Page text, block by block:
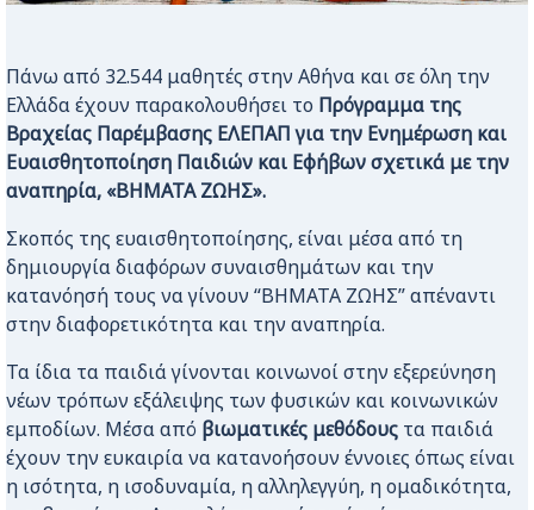
Πάνω από 32.544 μαθητές στην Αθήνα και σε όλη την
Ελλάδα έχουν παρακολουθήσει το Πρόγραμμα της
Βραχείας Παρέμβασης ΕΛΕΠΑΠ για την Ενημέρωση και
Ευαισθητοποίηση Παιδιών και Εφήβων σχετικά με την
αναπηρία, «ΒΗΜΑΤΑ ΖΩΗΣ».
Σκοπός της ευαισθητοποίησης, είναι μέσα από τη
δημιουργία διαφόρων συναισθημάτων και την
κατανόησή τους να γίνουν “ΒΗΜΑΤΑ ΖΩΗΣ” απέναντι
στην διαφορετικότητα και την αναπηρία.
Τα ίδια τα παιδιά γίνονται κοινωνοί στην εξερεύνηση
νέων τρόπων εξάλειψης των φυσικών και κοινωνικών
εμποδίων. Μέσα από βιωματικές μεθόδους τα παιδιά
έχουν την ευκαιρία να κατανοήσουν έννοιες όπως είναι
η ισότητα, η ισοδυναμία, η αλληλεγγύη, η ομαδικότητα,